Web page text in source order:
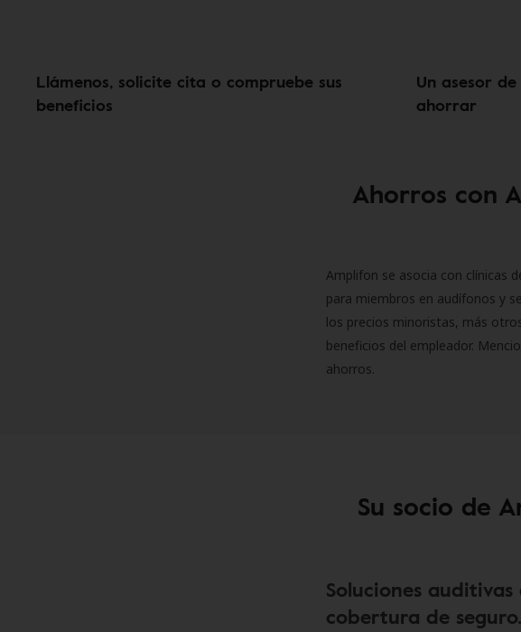
Llámenos, solicite cita o compruebe sus
beneficios
Un asesor
ahorrar
Ahorros con
Amplifon se asocia con clínicas
para miembros en audífonos y
los precios minoristas, más
beneficios del empleador.
ahorros.
Su socio de
Soluciones
cobertura de seguro.